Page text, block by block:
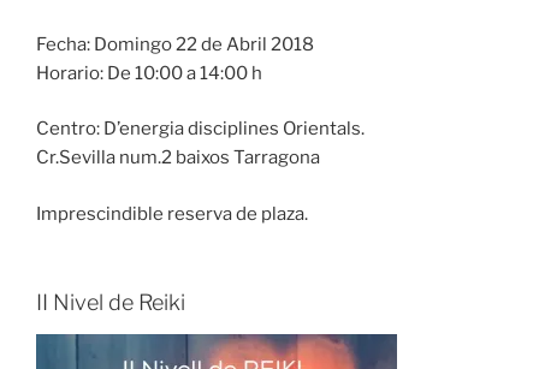
Fecha: Domingo 22 de Abril 2018
Horario: De 10:00 a 14:00 h
Centro: D’energia disciplines Orientals.
Cr.Sevilla num.2 baixos Tarragona
Imprescindible reserva de plaza.
II Nivel de Reiki